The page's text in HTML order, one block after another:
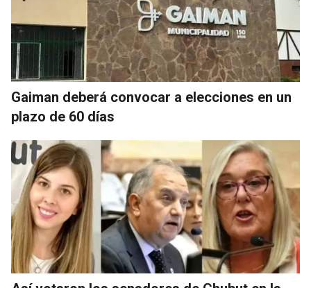
Gaiman deberá convocar a elecciones en un
plazo de 60 días